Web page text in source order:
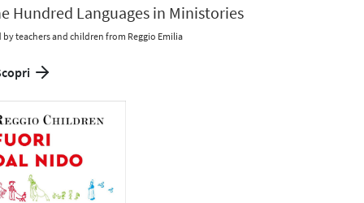
Hundred Languages in Ministories
by teachers and children from Reggio Emilia